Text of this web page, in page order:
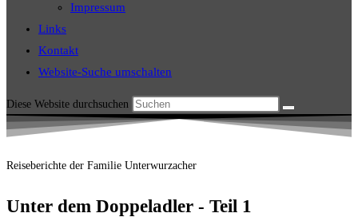
Impressum
Links
Kontakt
Website-Suche umschalten
Diese Website durchsuchen
Reiseberichte der Familie Unterwurzacher
Unter dem Doppeladler - Teil 1